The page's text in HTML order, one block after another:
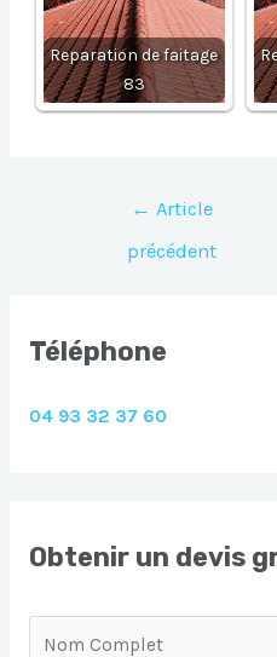
Reparation de faitage
83
Navigation
l’article
← Article
précédent
Téléphone
04 93 32 37 60
Obtenir un devis